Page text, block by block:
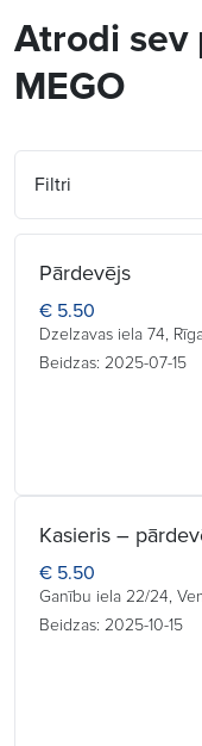
Atrodi sev
MEGO
Filtri
Pārdevējs
€ 5.50
Dzelzavas iela 74,
Beidzas: 2025-07-15
Kasieris –
€ 5.50
Ganību iela 22/24,
Beidzas: 2025-10-15